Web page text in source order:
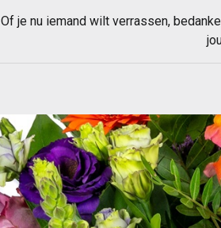
Of je nu iemand wilt verrassen,